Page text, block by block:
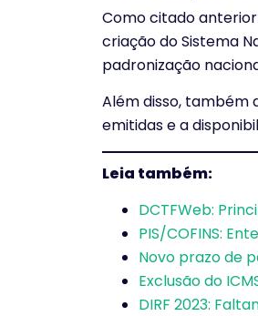
Como citado
criação do Sistema
padronização
Além disso, também
emitidas e a
Leia também:
DCTFWeb:
PIS/COFINS:
Novo prazo de
Exclusão do
DIRF 2023: